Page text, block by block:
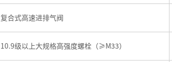
复合式高速进排气阀
10.9级以上大规格高强度螺栓（≥M33）